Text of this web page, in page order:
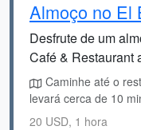
Almoço no El
Desfrute de um
Café & Restaurant
Caminhe até o
levará cerca de 10
20 USD, 1 hora